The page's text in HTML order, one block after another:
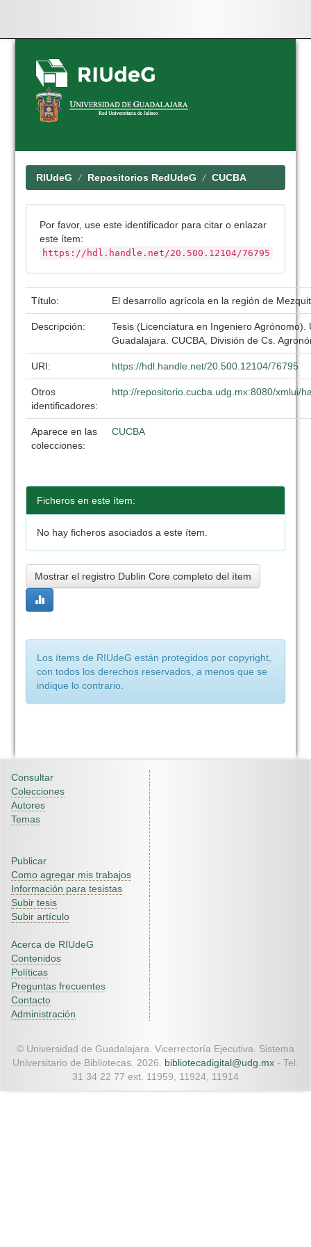
Skip
navigation
RIUdeG Repositorios RedUdeG CUCBA
Por favor, use este identificador para citar o enlazar
este ítem:
https://hdl.handle.net/20.500.12104/76795
Título: El desarrollo agrícola en la región de
Descripción:
Tesis (Licenciatura en Ingeniero Agrónomo).
Guadalajara. CUCBA, División de Cs.
URI: https://hdl.handle.net/20.500.12104/76795
Otros
identificadores:
http://repositorio.cucba.udg.mx:8080/xmlui/
Aparece en las
colecciones:
CUCBA
Ficheros en este ítem:
No hay ficheros asociados a este ítem.
Mostrar el registro Dublin Core completo del ítem
Los ítems de RIUdeG están protegidos por copyright,
con todos los derechos reservados, a menos que se
indique lo contrario.
Consultar
Colecciones
Autores
Temas
Publicar
Como agregar mis trabajos
Información para tesistas
Subir tesis
Subir artículo
Acerca de RIUdeG
Contenidos
Políticas
Preguntas frecuentes
Contacto
Administración
© Universidad de Guadalajara. Vicerrectoría Ejecutiva. Sistema
Universitario de Bibliotecas. 2026. bibliotecadigital@udg.mx - Tel.
31 34 22 77 ext. 11959, 11924, 11914